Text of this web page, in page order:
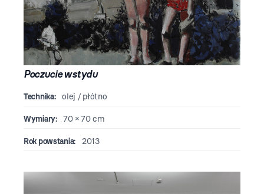
Poczucie wstydu
Technika: olej / płótno
Wymiary: 70 × 70 cm
Rok powstania: 2013